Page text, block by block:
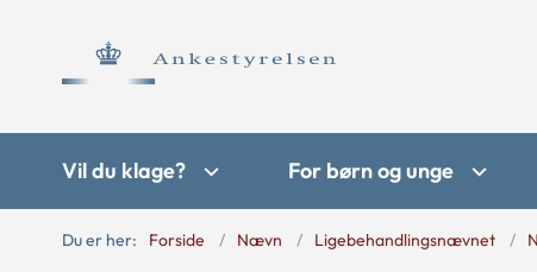
Vil du klage? For børn og unge
Du er her: Forside Nævn Ligebehandlingsnævnet